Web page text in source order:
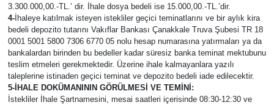
3.300.000,00.-TL.’ dir. İhale dosya bedeli ise 15.000,00.-TL.’dir.
4-İhaleye katılmak isteyen istekliler geçici teminatlarını ve bir aylık kira
bedeli depozito tutarını Vakıflar Bankası Çanakkale Truva Şubesi TR 18
0001 5001 5800 7306 6770 05 nolu hesap numarasına yatırmaları ya da
bankalardan birinden bu bedeller kadar süresiz banka teminat mektubunu
teslim etmeleri gerekmektedir. Üzerine ihale kalmayanlara yazılı
taleplerine istinaden geçici teminat ve depozito bedeli iade edilecektir.
5-İHALE DOKÜMANININ GÖRÜLMESİ VE TEMİNİ:
İstekliler İhale Şartnamesini, mesai saatleri içerisinde 08:30-12:30 ve